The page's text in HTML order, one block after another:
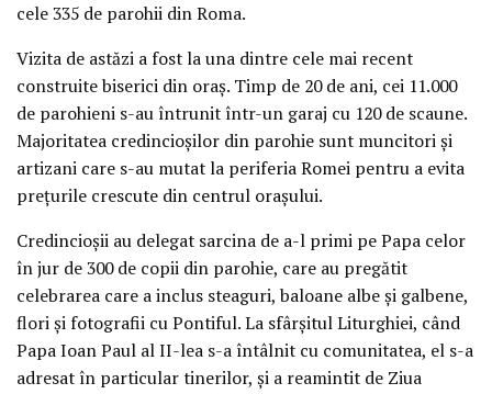
cele 335 de parohii din Roma.
Vizita de astăzi a fost la una dintre cele mai recent
construite biserici din oraş. Timp de 20 de ani, cei 11.000
de parohieni s-au întrunit într-un garaj cu 120 de scaune.
Majoritatea credincioşilor din parohie sunt muncitori şi
artizani care s-au mutat la periferia Romei pentru a evita
preţurile crescute din centrul oraşului.
Credincioşii au delegat sarcina de a-l primi pe Papa celor
în jur de 300 de copii din parohie, care au pregătit
celebrarea care a inclus steaguri, baloane albe şi galbene,
flori şi fotografii cu Pontiful. La sfârşitul Liturghiei, când
Papa Ioan Paul al II-lea s-a întâlnit cu comunitatea, el s-a
adresat în particular tinerilor, şi a reamintit de Ziua